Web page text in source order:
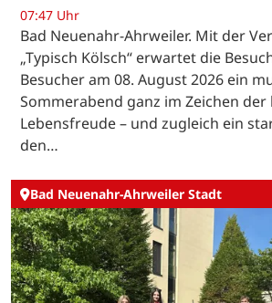
07:47 Uhr
Bad Neuenahr-Ahrweiler. Mit der
„Typisch Kölsch“ erwartet die
Besucher am 08. August 2026 ein
Sommerabend ganz im Zeichen der
Lebensfreude – und zugleich ein
den…
Bad Neuenahr-Ahrweiler Stadt